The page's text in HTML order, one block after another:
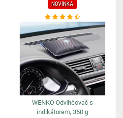
NOVINKA
WENKO Odvlhčovač s
indikátorem, 350 g